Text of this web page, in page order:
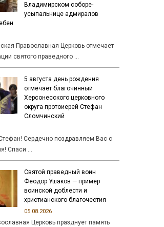
Владимирском соборе-
усыпальнице адмиралов
Православная Церковь отмечает
святого праведного …
5 августа день рождения
отмечает благочинный
Херсонесского церковного
округа протоиерей Стефан
Сломчинский
Сердечно поздравляем Вас с
Спаси …
Святой праведный воин
Феодор Ушаков — пример
воинской доблести и
христианского благочестия
05.08.2026
Церковь празднует память